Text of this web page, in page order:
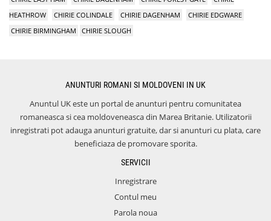
HEATHROW
CHIRIE COLINDALE CHIRIE DAGENHAM
CHIRIE EDGWARE
CHIRIE BIRMINGHAM
CHIRIE SLOUGH
ANUNTURI ROMANI SI MOLDOVENI IN UK
Anuntul UK este un portal de anunturi pentru comunitatea
romaneasca si cea moldoveneasca din Marea Britanie. Utilizatorii
inregistrati pot adauga anunturi gratuite, dar si anunturi cu plata, care
beneficiaza de promovare sporita.
SERVICII
Inregistrare
Contul meu
Parola noua